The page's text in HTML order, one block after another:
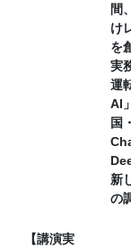
間
け
を
実
運
AI
国
新
の
【講演実